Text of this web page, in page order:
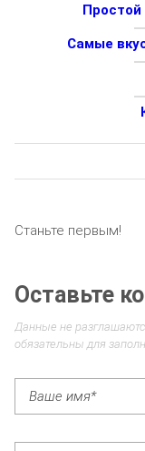
Простой
Самые
Станьте первым!
Оставьте
Данные не
обязательны для